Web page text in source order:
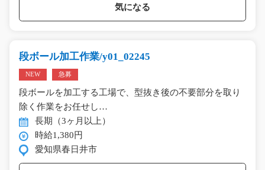
気になる
段ボール加工作業/y01_02245
NEW 急募
段ボールを加工する工場で、型抜き後の不要部分を取り
除く作業をお任せし…
長期（3ヶ月以上）
時給1,380円
愛知県春日井市